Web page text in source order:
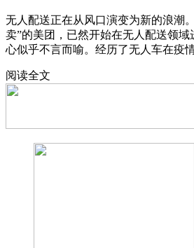
无人配送正在从风口演变为新的浪潮
卖”的美团，已然开始在无人配送领
心似乎不言而喻。经历了无人车在疫
阅读全文